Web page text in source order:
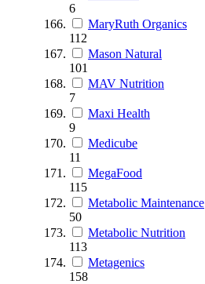
6
MaryRuth Organics
112
Mason Natural
101
MAV Nutrition
7
Maxi Health
9
Medicube
11
MegaFood
115
Metabolic Maintenance
50
Metabolic Nutrition
113
Metagenics
158